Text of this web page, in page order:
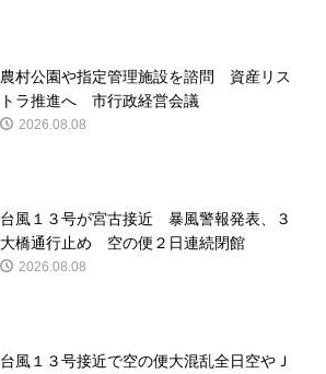
農村公園や指定管理施設を諮問 資産リス
トラ推進へ 市行政経営会議
2026.08.08
台風１３号が宮古接近 暴風警報発表、３
大橋通行止め 空の便２日連続閉館
2026.08.08
台風１３号接近で空の便大混乱全日空やＪ